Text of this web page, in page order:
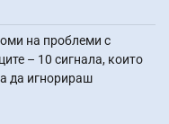
на проблеми с
– 10 сигнала, които
да игнорираш